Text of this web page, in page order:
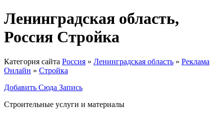
Ленинградская область,
Россия Стройка
Категория сайта Россия » Ленинградская область » Реклама
Онлайн » Стройка
Добавить Сюда Запись
Строительные услуги и материалы